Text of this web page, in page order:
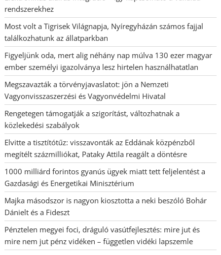
rendszerekhez
Most volt a Tigrisek Világnapja, Nyíregyházán számos fajjal
találkozhatunk az állatparkban
Figyeljünk oda, mert alig néhány nap múlva 130 ezer magyar
ember személyi igazolványa lesz hirtelen használhatatlan
Megszavazták a törvényjavaslatot: jön a Nemzeti
Vagyonvisszaszerzési és Vagyonvédelmi Hivatal
Rengetegen támogatják a szigorítást, változhatnak a
közlekedési szabályok
Elvitte a tisztítótűz: visszavonták az Eddának közpénzből
megítélt százmilliókat, Pataky Attila reagált a döntésre
1000 milliárd forintos gyanús ügyek miatt tett feljelentést a
Gazdasági és Energetikai Minisztérium
Majka másodszor is nagyon kiosztotta a neki beszóló Bohár
Dánielt és a Fideszt
Pénztelen megyei foci, dráguló vasútfejlesztés: mire jut és
mire nem jut pénz vidéken – független vidéki lapszemle